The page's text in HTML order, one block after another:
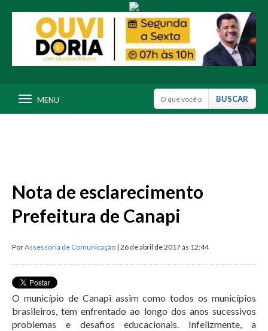
MENU
Nota de esclarecimento
Prefeitura de Canapi
PorAssessoria de Comunicação | 26 de abril de 2017 às 12:44
O município de Canapi assim como todos os municípios
brasileiros, tem enfrentado ao longo dos anos sucessivos
problemas e desafios educacionais. Infelizmente, a